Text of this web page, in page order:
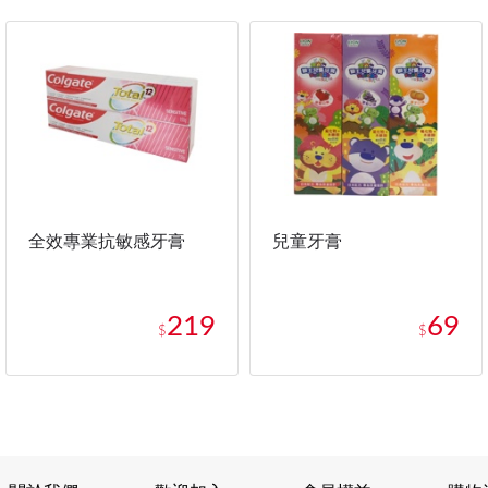
全效專業抗敏感牙膏
$219
兒童牙膏
$69